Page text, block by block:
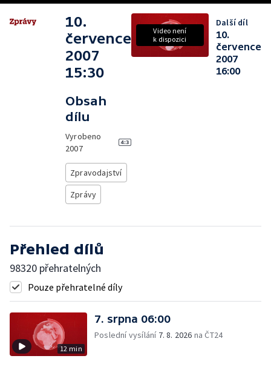
10.
července
2007
15:30
Obsah
dílu
Vyrobeno
2007
Zpravodajství
Zprávy
Video není
k dispozici
Další díl
10.
července
2007
16:00
Přehled dílů
98320 přehratelných
Pouze přehratelné díly
12 min
7. srpna 06:00
Poslední vysílání 7. 8. 2026 na ČT24